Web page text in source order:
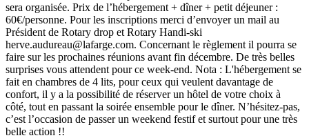
sera organisée. Prix de l’hébergement + dîner + petit déjeuner :
60€/personne. Pour les inscriptions merci d’envoyer un mail au
Président de Rotary drop et Rotary Handi-ski
herve.audureau@lafarge.com. Concernant le règlement il pourra se
faire sur les prochaines réunions avant fin décembre. De très belles
surprises vous attendent pour ce week-end. Nota : L'hébergement se
fait en chambres de 4 lits, pour ceux qui veulent davantage de
confort, il y a la possibilité de réserver un hôtel de votre choix à
côté, tout en passant la soirée ensemble pour le dîner. N’hésitez-pas,
c’est l’occasion de passer un weekend festif et surtout pour une très
belle action !!